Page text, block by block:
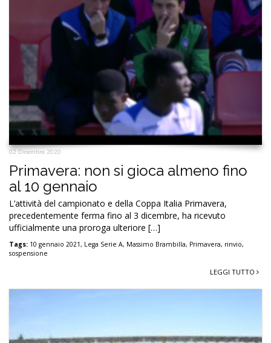
02 Dicembre 2020
Primavera: non si gioca almeno fino
al 10 gennaio
L’attività del campionato e della Coppa Italia Primavera,
precedentemente ferma fino al 3 dicembre, ha ricevuto
ufficialmente una proroga ulteriore […]
Tags: 10 gennaio 2021, Lega Serie A, Massimo Brambilla, Primavera, rinvio,
sospensione
LEGGI TUTTO